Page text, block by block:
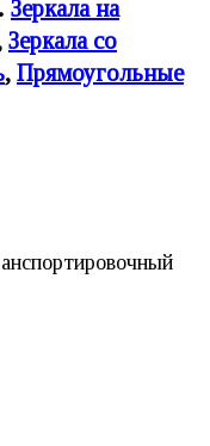
Зеркала на
Зеркала со
, Прямоугольные